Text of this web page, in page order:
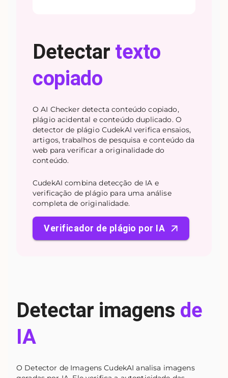
Detectar texto
copiado
O AI Checker detecta conteúdo copiado,
plágio acidental e conteúdo duplicado. O
detector de plágio CudekAI verifica ensaios,
artigos, trabalhos de pesquisa e conteúdo da
web para verificar a originalidade do
conteúdo.
CudekAI combina detecção de IA e
verificação de plágio para uma análise
completa de originalidade.
Verificador de plágio por IA
Detectar imagens de
IA
O Detector de Imagens CudekAI analisa imagens